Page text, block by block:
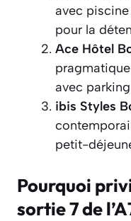
avec
pour la
Ace Hôtel
avec
ibis Styles
petit-
Pourquoi
sortie 7 de